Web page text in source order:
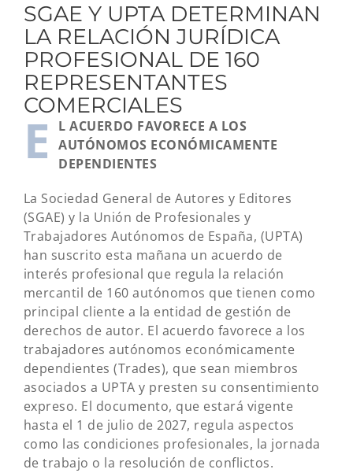
SGAE Y UPTA DETERMINAN
LA RELACIÓN JURÍDICA
PROFESIONAL DE 160
REPRESENTANTES
COMERCIALES
E
L ACUERDO FAVORECE A LOS
AUTÓNOMOS ECONÓMICAMENTE
DEPENDIENTES
La Sociedad General de Autores y Editores
(SGAE) y la Unión de Profesionales y
Trabajadores Autónomos de España, (UPTA)
han suscrito esta mañana un acuerdo de
interés profesional que regula la relación
mercantil de 160 autónomos que tienen como
principal cliente a la entidad de gestión de
derechos de autor. El acuerdo favorece a los
trabajadores autónomos económicamente
dependientes (Trades), que sean miembros
asociados a UPTA y presten su consentimiento
expreso. El documento, que estará vigente
hasta el 1 de julio de 2027, regula aspectos
como las condiciones profesionales, la jornada
de trabajo o la resolución de conflictos.